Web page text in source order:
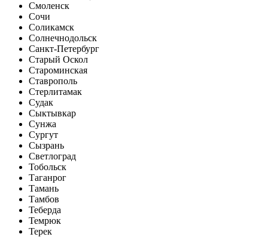
Смоленск
Сочи
Соликамск
Солнечнодольск
Санкт-Петербург
Старый Оскол
Староминская
Ставрополь
Стерлитамак
Судак
Сыктывкар
Сунжа
Сургут
Сызрань
Светлоград
Тобольск
Таганрог
Тамань
Тамбов
Теберда
Темрюк
Терек